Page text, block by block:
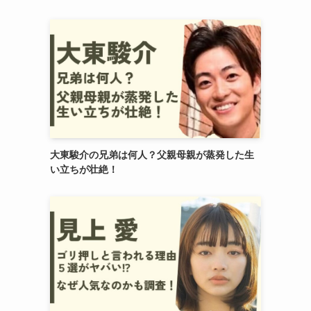
大東駿介の兄弟は何人？父親母親が蒸発した生
い立ちが壮絶！